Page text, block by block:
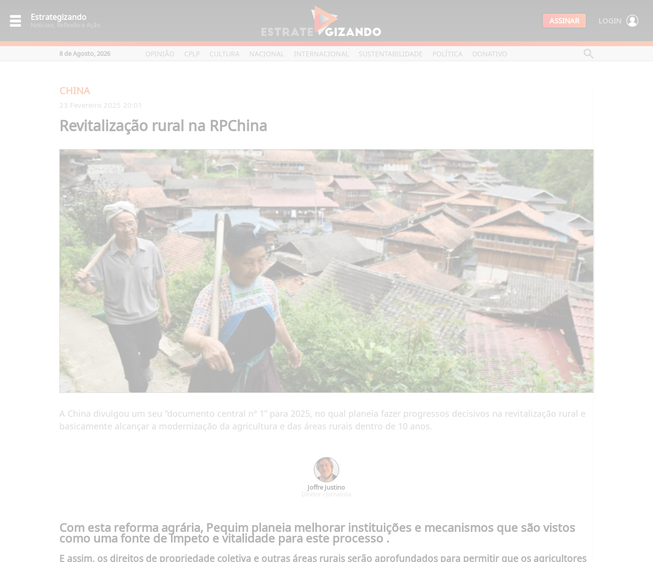
Estrategizando
Notíciais, Reflexão e Ação ASSINAR LOGIN
8 de Agosto, 2026 OPINIÃO CPLP CULTURA NACIONAL INTERNACIONAL SUSTENTABILIDADE POLÍTICA DONATIVO
CHINA
23 Fevereiro 2025 20:01
Revitalização rural na RPChina
A China divulgou um seu “documento central nº 1” para 2025, no qual planeia fazer progressos decisivos na revitalização rural e
basicamente alcançar a modernização da agricultura e das áreas rurais dentro de 10 anos.
Joffre Justino
Diretor / Jornalista
Com esta reforma agrária,Pequim planeia melhorar instituições e mecanismos que são vistos
como uma fonte de ímpeto e vitalidade para este processo.
E assim, os direitos de propriedade coletiva e outras áreas rurais serão aprofundados para permitir que os agricultores